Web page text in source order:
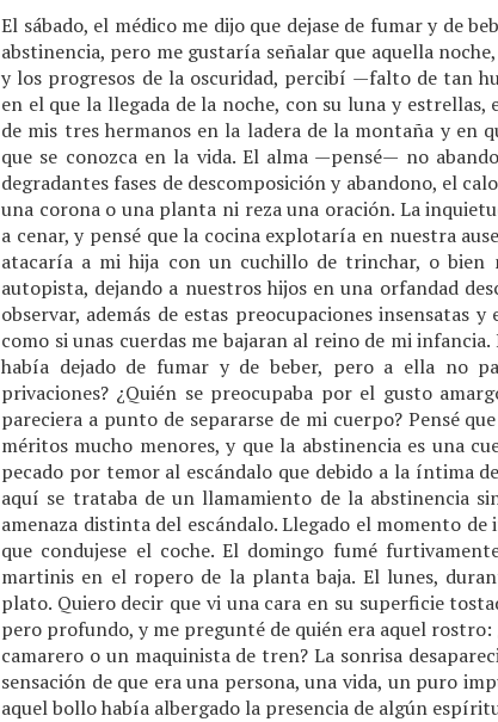
El sábado, el médico me dijo que dejase de fumar y de
abstinencia, pero me gustaría señalar que aquella
y los progresos de la oscuridad, percibí —falto de tan
en el que la llegada de la noche, con su luna y
de mis tres hermanos en la ladera de la montaña y en
que se conozca en la vida. El alma —pensé— no
degradantes fases de descomposición y abandono, el
una corona o una planta ni reza una oración. La
a cenar, y pensé que la cocina explotaría en nuestra
atacaría a mi hija con un cuchillo de trinchar, o
autopista, dejando a nuestros hijos en una orfandad
observar, además de estas preocupaciones
como si unas cuerdas me bajaran al reino de mi
había dejado de fumar y de beber, pero a ella no
privaciones? ¿Quién se preocupaba por el gusto
pareciera a punto de separarse de mi cuerpo? Pensé
méritos mucho menores, y que la abstinencia es una
pecado por temor al escándalo que debido a la íntima
aquí se trataba de un llamamiento de la abstinencia
amenaza distinta del escándalo. Llegado el momento
que condujese el coche. El domingo fumé
martinis en el ropero de la planta baja. El lunes,
plato. Quiero decir que vi una cara en su superficie
pero profundo, y me pregunté de quién era aquel
camarero o un maquinista de tren? La sonrisa
sensación de que era una persona, una vida, un puro
aquel bollo había albergado la presencia de algún